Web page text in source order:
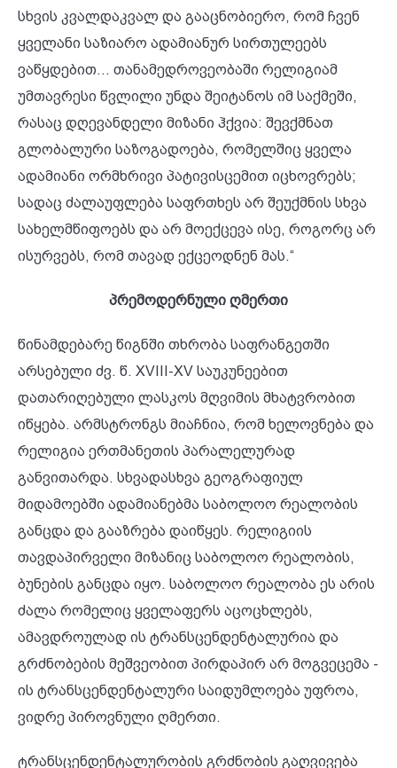
სხვის კვალდაკვალ და გააცნობიერო, რომ ჩვენ
ყველანი საზიარო ადამიანურ სირთულეებს
ვაწყდებით... თანამედროვეობაში რელიგიამ
უმთავრესი წვლილი უნდა შეიტანოს იმ საქმეში,
რასაც დღევანდელი მიზანი ჰქვია: შევქმნათ
გლობალური საზოგადოება, რომელშიც ყველა
ადამიანი ორმხრივი პატივისცემით იცხოვრებს;
სადაც ძალაუფლება საფრთხეს არ შეუქმნის სხვა
სახელმწიფოებს და არ მოექცევა ისე, როგორც არ
ისურვებს, რომ თავად ექცეოდნენ მას.“
პრემოდერნული ღმერთი
წინამდებარე წიგნში თხრობა საფრანგეთში
არსებული ძვ. წ. XVIII-XV საუკუნეებით
დათარიღებული ლასკოს მღვიმის მხატვრობით
იწყება. არმსტრონგს მიაჩნია, რომ ხელოვნება და
რელიგია ერთმანეთის პარალელურად
განვითარდა. სხვადასხვა გეოგრაფიულ
მიდამოებში ადამიანებმა საბოლოო რეალობის
განცდა და გააზრება დაიწყეს. რელიგიის
თავდაპირველი მიზანიც საბოლოო რეალობის,
ბუნების განცდა იყო. საბოლოო რეალობა ეს არის
ძალა რომელიც ყველაფერს აცოცხლებს,
ამავდროულად ის ტრანსცენდენტალურია და
გრძნობების მეშვეობით პირდაპირ არ მოგვეცემა -
ის ტრანსცენდენტალური საიდუმლოება უფროა,
ვიდრე პიროვნული ღმერთი.
ტრანსცენდენტალურობის გრძნობის გაღვივება